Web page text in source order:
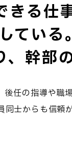
る仕
てい
幹部
後任の指導や
士からも信